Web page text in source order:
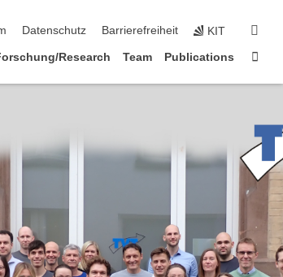
Datenschutz Barrierefreiheit KIT
Research Team Publications